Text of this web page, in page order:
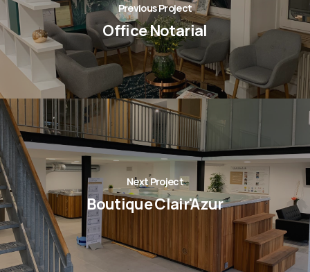
Previous Project
Office Notarial
Next Project
Boutique Clair'Azur